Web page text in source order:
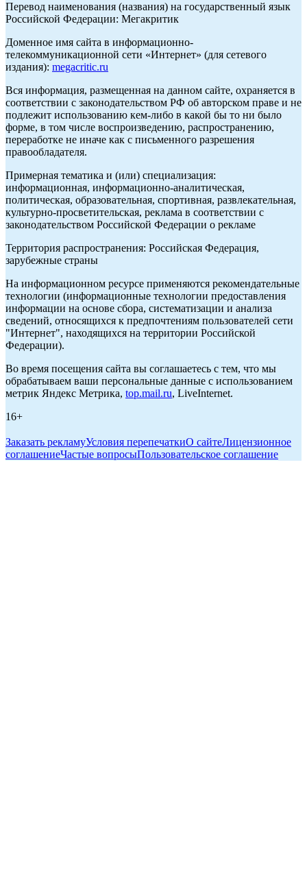
Перевод наименования (названия) на государственный язык
Российской Федерации: Мегакритик
Доменное имя сайта в информационно-
телекоммуникационной сети «Интернет» (для сетевого
издания): megacritic.ru
Вся информация, размещенная на данном сайте, охраняется в
соответствии с законодательством РФ об авторском праве и не
подлежит использованию кем-либо в какой бы то ни было
форме, в том числе воспроизведению, распространению,
переработке не иначе как с письменного разрешения
правообладателя.
Примерная тематика и (или) специализация:
информационная, информационно-аналитическая,
политическая, образовательная, спортивная, развлекательная,
культурно-просветительская, реклама в соответствии с
законодательством Российской Федерации о рекламе
Территория распространения: Российская Федерация,
зарубежные страны
На информационном ресурсе применяются рекомендательные
технологии (информационные технологии предоставления
информации на основе сбора, систематизации и анализа
сведений, относящихся к предпочтениям пользователей сети
"Интернет", находящихся на территории Российской
Федерации).
Во время посещения сайта вы соглашаетесь с тем, что мы
обрабатываем ваши персональные данные с использованием
метрик Яндекс Метрика, top.mail.ru, LiveInternet.
16+
Заказать рекламуУсловия перепечаткиО сайтеЛицензионное
соглашениеЧастые вопросыПользовательское соглашение